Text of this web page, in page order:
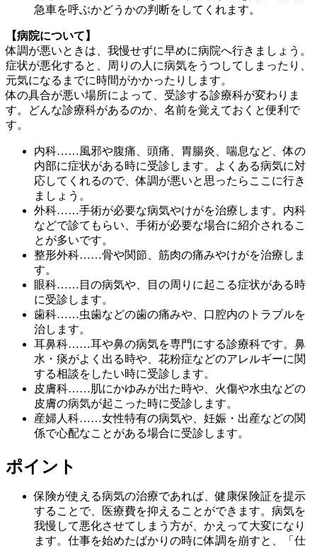
急車を呼ぶかどうかの判断をしてくれます。
【病院について】
体調が悪いときは、我慢せずに早めに病院へ行きましょう。
症状が悪化すると、周りの人に病気をうつしてしまったり、
元気になるまでに時間がかかったりします。
体の具合が悪い場所によって、受診する診療科が変わりま
す。どんな診療科があるのか、名前を覚えておくと便利で
す。
内科……風邪や腹痛、頭痛、胃腸炎、喘息など、体の
内部に症状がある時に受診します。よくある病気に対
応してくれるので、体調が悪いと思ったらここに行き
ましょう。
外科……手術が必要な病気やけがを治療します。内科
などで診てもらい、手術が必要な場合に紹介されるこ
とが多いです。
整形外科……骨や関節、筋肉の痛みやけがを治療しま
す。
眼科……目の病気や、目の周りに起こる症状がある時
に受診します。
歯科……虫歯などの歯の痛みや、口腔内のトラブルを
治します。
耳鼻科……耳や鼻の病気を専門にする診療科です。鼻
水・痰がよく出る時や、花粉症などのアレルギーに関
する相談をしたい時に受診します。
皮膚科……肌にかゆみが出た時や、火傷や水虫などの
皮膚の病気が起こった時に受診します。
産婦人科……女性特有の病気や、妊娠・出産などの関
係で心配なことがある場合に受診します。
ポイント
保険が使える病気の治療であれば、健康保険証を提示
することで、医療費を抑えることができます。病気を
我慢して悪化させてしまう方が、かえって大変になり
ます。仕事を始めたばかりの時に体調を崩すと、「仕